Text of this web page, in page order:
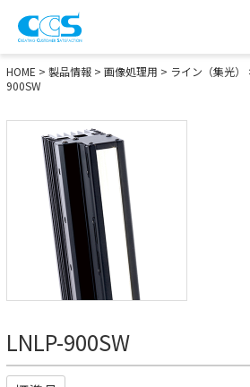
画像処理用の製品検索
HOME > 製品情報 > 画像処理用 > ライン（集光）
900SW
LNLP-900SW